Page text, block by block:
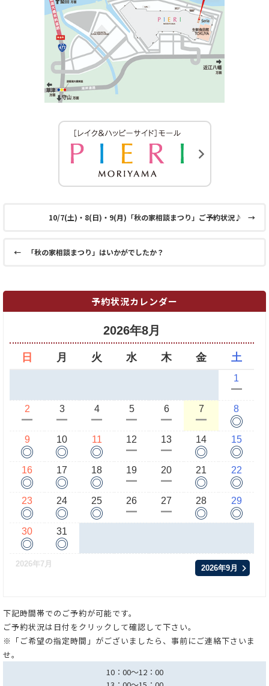
10/7(土)・8(日)・9(月)「秋の家相談まつり」ご予約状況♪ →
← 「秋の家相談まつり」はいかがでしたか？
予約状況カレンダー
2026年8月
日 月 火 水 木 金 土
1
ー
2
ー
3
ー
4
ー
5
ー
6
ー
7
ー
8
◎
9
◎
10
◎
11
◎
12
ー
13
ー
14
◎
15
◎
16
◎
17
◎
18
◎
19
ー
20
ー
21
◎
22
◎
23
◎
24
◎
25
◎
26
ー
27
ー
28
◎
29
◎
30
◎
31
◎
2026年7月 2026年9月
下記時間帯でのご予約が可能です。
ご予約状況は日付をクリックして確認して下さい。
※「ご希望の指定時間」がございましたら、事前にご連絡下さいま
せ。
10：00～12：00